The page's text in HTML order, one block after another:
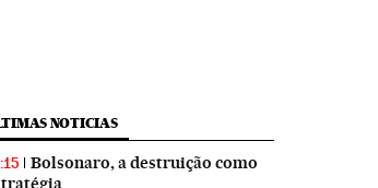
NOTICIAS
Bolsonaro, a destruição como